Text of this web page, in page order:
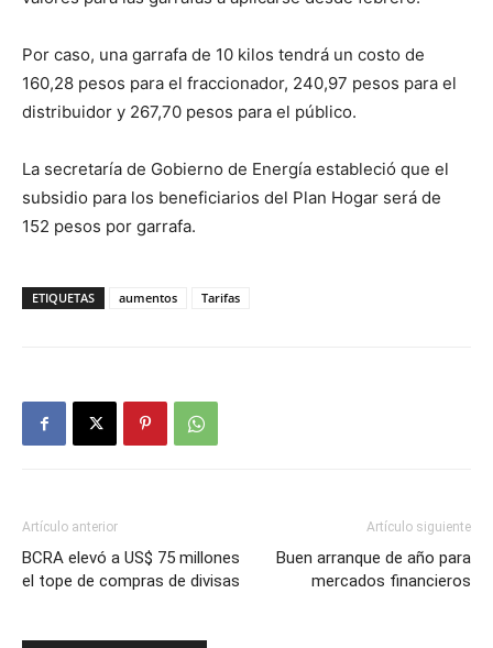
Por caso, una garrafa de 10 kilos tendrá un costo de
160,28 pesos para el fraccionador, 240,97 pesos para el
distribuidor y 267,70 pesos para el público.
La secretaría de Gobierno de Energía estableció que el
subsidio para los beneficiarios del Plan Hogar será de
152 pesos por garrafa.
ETIQUETAS aumentos Tarifas
Artículo anterior
BCRA elevó a US$ 75 millones
el tope de compras de divisas
Artículo siguiente
Buen arranque de año para
mercados financieros